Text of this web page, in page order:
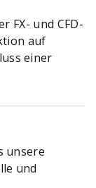
FX- und CFD-
auf
einer
unsere
und